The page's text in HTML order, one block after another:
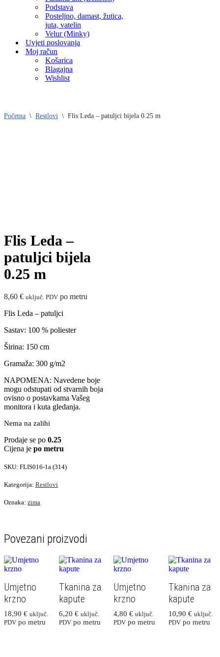
Podstava
Posteljno, damast, žutica,
juta, vatelin
Velur (Minky)
Uvjeti poslovanja
Moj račun
Košarica
Blagajna
Wishlist
Početna \ Restlovi \ Flis Leda – patuljci bijela 0.25 m
Flis Leda –
patuljci bijela
0.25 m
8,60 € uključ. PDV po metru
Flis Leda – patuljci
Sastav: 100 % poliester
Širina: 150 cm
Gramaža: 300 g/m2
NAPOMENA: Navedene boje
mogu odstupati od stvarnih boja
ovisno o postavkama Vašeg
monitora i kuta gledanja.
Nema na zalihi
Prodaje se po 0.25
Cijena je po metru
SKU: FLIS016-1a (314)
Kategorija: Restlovi
Oznaka: zima
Povezani proizvodi
Umjetno
krzno
18,90 € uključ.
PDV po metru
Tkanina za
kapute
6,20 € uključ.
PDV po metru
Umjetno
krzno
4,80€ uključ.
PDV po metru
Tkanina za
kapute
10,90 € uključ.
PDV po metru